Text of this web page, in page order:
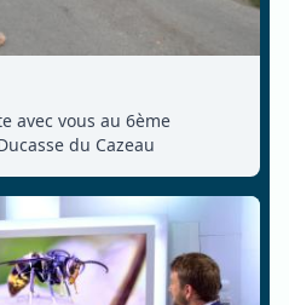
avec vous au 6ème
du Cazeau